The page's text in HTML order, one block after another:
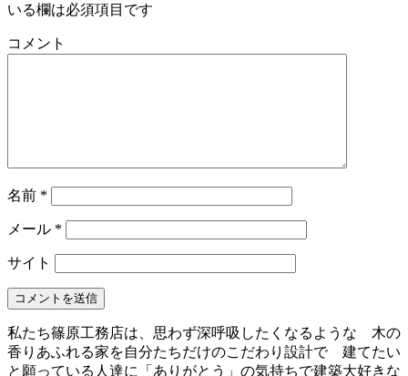
いる欄は必須項目です
コメント
名前 *
メール *
サイト
私たち篠原工務店は、思わず深呼吸したくなるような 木の
香りあふれる家を自分たちだけのこだわり設計で 建てたい
と願っている人達に「ありがとう」の気持ちで建築大好きな